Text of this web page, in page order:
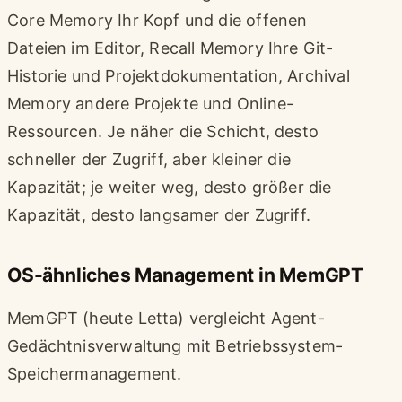
Core Memory Ihr Kopf und die offenen
Dateien im Editor, Recall Memory Ihre Git-
Historie und Projektdokumentation, Archival
Memory andere Projekte und Online-
Ressourcen. Je näher die Schicht, desto
schneller der Zugriff, aber kleiner die
Kapazität; je weiter weg, desto größer die
Kapazität, desto langsamer der Zugriff.
OS-ähnliches Management in MemGPT
MemGPT (heute Letta) vergleicht Agent-
Gedächtnisverwaltung mit Betriebssystem-
Speichermanagement.